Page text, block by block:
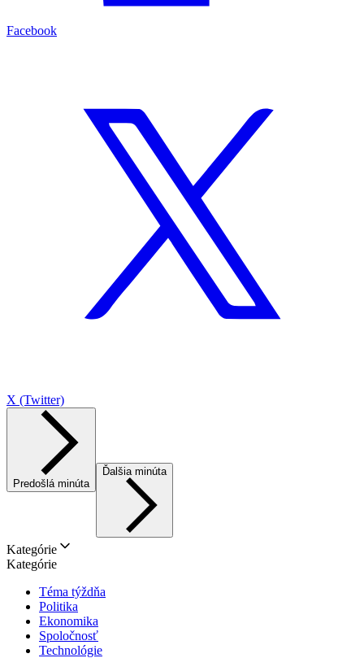
Facebook
X (Twitter)
Predošlá minúta
Ďalšia minúta
Kategórie
Kategórie
Téma týždňa
Politika
Ekonomika
Spoločnosť
Technológie